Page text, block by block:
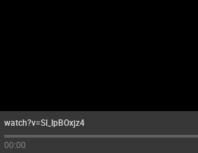
watch?v=SI_IpBOxjz4
00:00